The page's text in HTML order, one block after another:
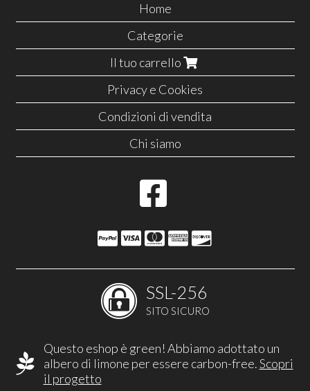
Home
Categorie
Il tuo carrello
Privacy e Cookies
Condizioni di vendita
Chi siamo
SSL-256
SITO SICURO
Questo eshop è green! Abbiamo adottato un
albero di limone per essere carbon-free.Scopri
il progetto